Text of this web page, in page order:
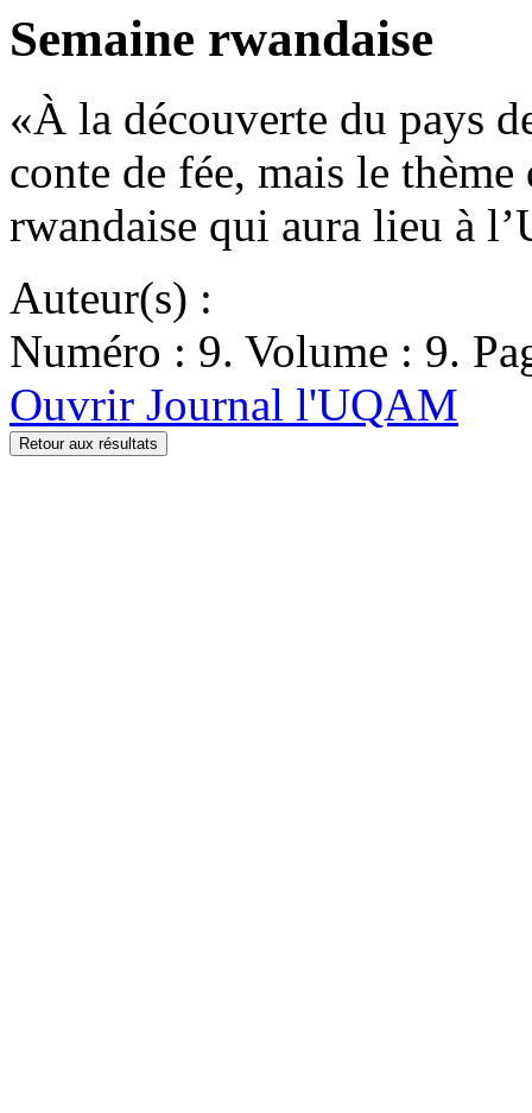
Semaine rwandaise
«À la découverte du pays
conte de fée, mais le
rwandaise qui aura lieu à
Auteur(s) :
Numéro : 9. Volume : 9.
Ouvrir Journal l'UQAM
Retour aux résultats